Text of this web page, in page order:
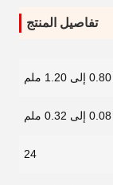
تفاصيل المنتج
0.80 إلى 1.20 ملم
0.08 إلى 0.32 ملم
24